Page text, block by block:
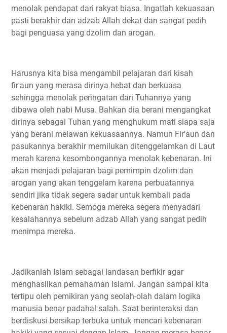
menolak pendapat dari rakyat biasa. Ingatlah kekuasaan
pasti berakhir dan adzab Allah dekat dan sangat pedih
bagi penguasa yang dzolim dan arogan.
Harusnya kita bisa mengambil pelajaran dari kisah
fir'aun yang merasa dirinya hebat dan berkuasa
sehingga menolak peringatan dari Tuhannya yang
dibawa oleh nabi Musa. Bahkan dia berani mengangkat
dirinya sebagai Tuhan yang menghukum mati siapa saja
yang berani melawan kekuasaannya. Namun Fir'aun dan
pasukannya berakhir memilukan ditenggelamkan di Laut
merah karena kesombongannya menolak kebenaran. Ini
akan menjadi pelajaran bagi pemimpin dzolim dan
arogan yang akan tenggelam karena perbuatannya
sendiri jika tidak segera sadar untuk kembali pada
kebenaran hakiki. Semoga mereka segera menyadari
kesalahannya sebelum adzab Allah yang sangat pedih
menimpa mereka.
Jadikanlah Islam sebagai landasan berfikir agar
menghasilkan pemahaman Islami. Jangan sampai kita
tertipu oleh pemikiran yang seolah-olah dalam logika
manusia benar padahal salah. Saat berinteraksi dan
berdiskusi bersikap terbuka untuk mencari kebenaran